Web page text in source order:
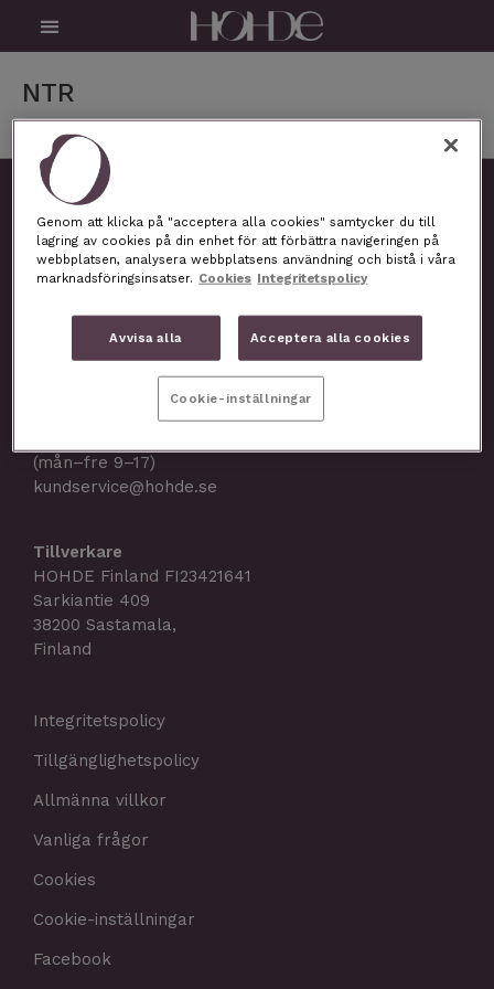
Menu
NTR
STR Nordic Oy
Sarkiantie 409
38200 Sastamala,
Finland
(mån–fre 9–17)
kundservice@hohde.se
Tillverkare
HOHDE Finland FI23421641
Sarkiantie 409
38200 Sastamala,
Finland
Integritetspolicy
Tillgänglighetspolicy
Allmänna villkor
Vanliga frågor
Cookies
Cookie-inställningar
Facebook
Genom att klicka på "acceptera alla cookies" samtycker du till
lagring av cookies på din enhet för att förbättra navigeringen på
webbplatsen, analysera webbplatsens användning och bistå i våra
marknadsföringsinsatser. Cookies Integritetspolicy
Avvisa alla Acceptera alla cookies
Cookie-inställningar